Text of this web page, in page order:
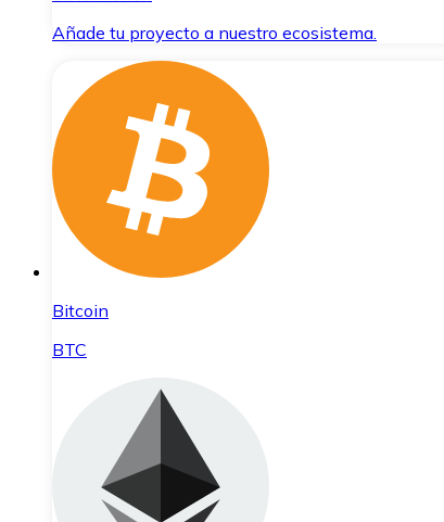
Añade tu proyecto a nuestro ecosistema.
Bitcoin
BTC